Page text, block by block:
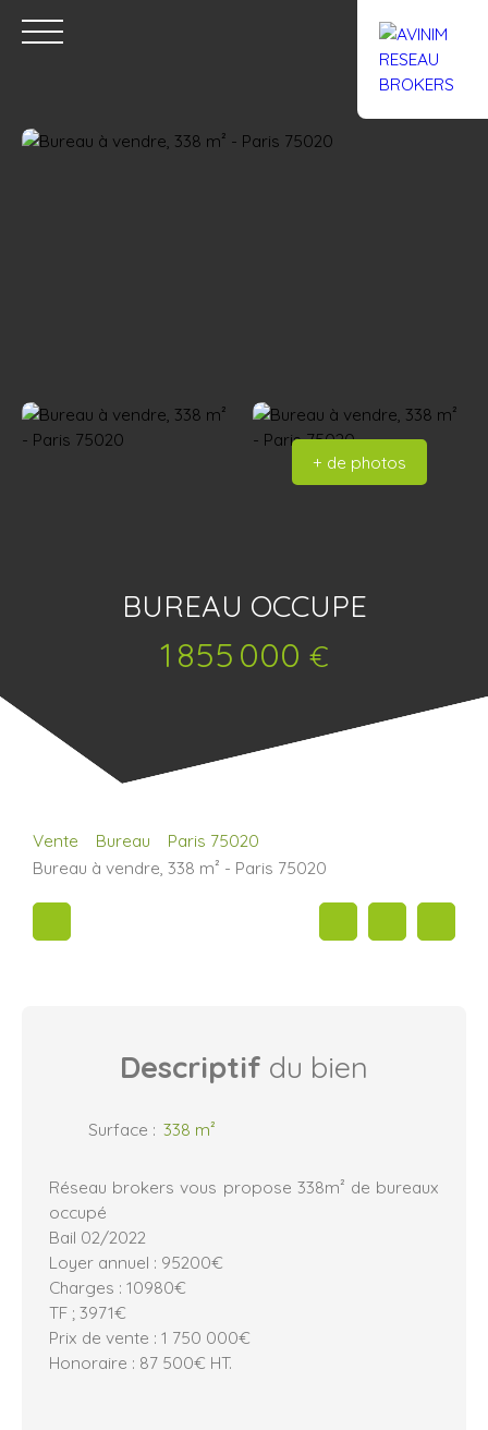
+ de photos
BUREAU OCCUPE
1 855 000 €
Vente Bureau
Paris 75020
Bureau à vendre, 338 m² - Paris 75020
Descriptif du bien
Surface : 338 m²
Réseau brokers vous propose 338m² de bureaux
occupé
Bail 02/2022
Loyer annuel : 95200€
Charges : 10980€
TF ; 3971€
Prix de vente : 1 750 000€
Honoraire : 87 500€ HT.